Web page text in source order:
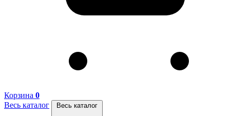
Корзина 0
Весь каталог
Весь каталог